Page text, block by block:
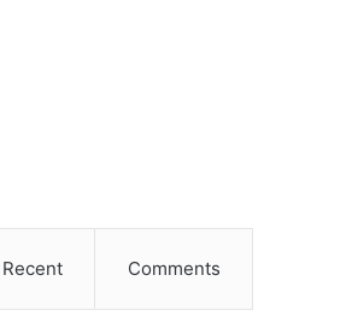
Recent Comments